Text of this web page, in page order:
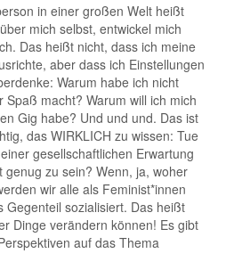
in einer großen Welt heißt
mich selbst, entwickel mich
Das heißt nicht, dass ich meine
aber dass ich Einstellungen
Warum habe ich nicht
macht? Warum will ich mich
Gig habe? Und und und. Das ist
das WIRKLICH zu wissen: Tue
gesellschaftlichen Erwartung
genug zu sein? Wenn, ja, woher
wir alle als Feminist*innen
Gegenteil sozialisiert. Das heißt
Dinge verändern können! Es gibt
auf das Thema